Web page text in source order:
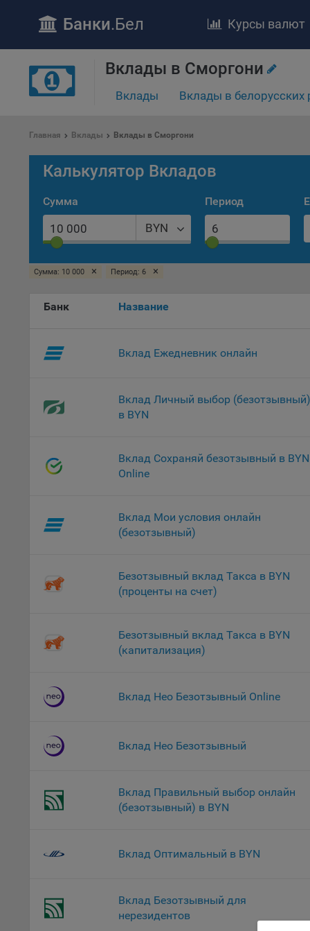
На
Банки.Бел Курсы валют
Вклады в Сморгони
Вклады Вклады в белорусских
Главная Вклады Вклады в Сморгони
Калькулятор Вкладов
Сумма
BYN
Период
Сумма: 10 000 × Период: 6 ×
Банк Название
Вклад Ежедневник онлайн
Вклад Личный выбор (безотзывный)
в BYN
Вклад Сохраняй безотзывный в BYN
Online
Вклад Мои условия онлайн
(безотзывный)
Безотзывный вклад Такса в BYN
(проценты на счет)
Безотзывный вклад Такса в BYN
(капитализация)
Вклад Нео Безотзывный Online
Вклад Нео Безотзывный
Вклад Правильный выбор онлайн
(безотзывный) в BYN
Вклад Оптимальный в BYN
Вклад Безотзывный для
нерезидентов